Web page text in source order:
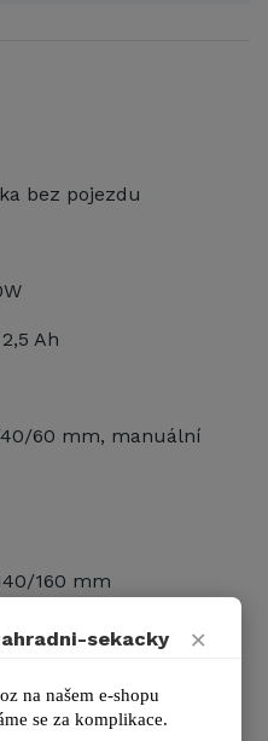
bez pojezdu
Ah
60 mm, manuální
160 mm
přináší vynikající volbu
sekacky ×
na našem e-shopu
se za komplikace.